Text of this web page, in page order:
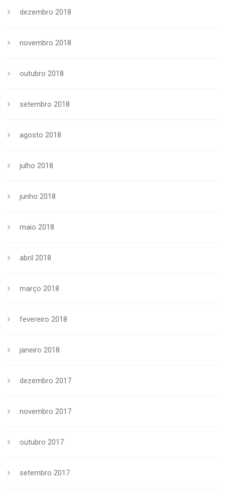
dezembro 2018
novembro 2018
outubro 2018
setembro 2018
agosto 2018
julho 2018
junho 2018
maio 2018
abril 2018
março 2018
fevereiro 2018
janeiro 2018
dezembro 2017
novembro 2017
outubro 2017
setembro 2017